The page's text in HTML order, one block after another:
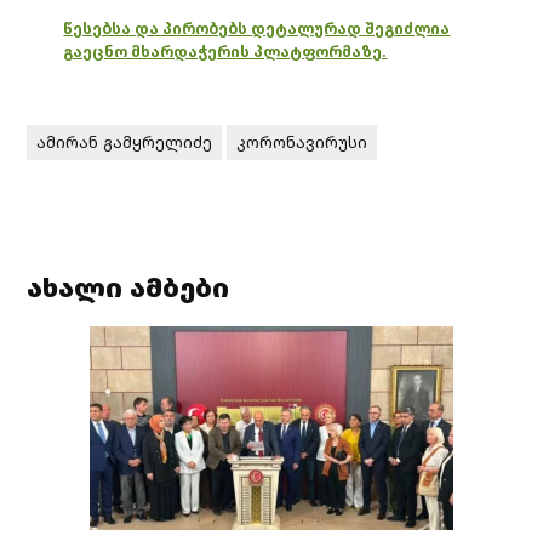
წესებსა და პირობებს დეტალურად შეგიძლია
გაეცნო მხარდაჭერის პლატფორმაზე.
ამირან გამყრელიძე კორონავირუსი
ახალი ამბები